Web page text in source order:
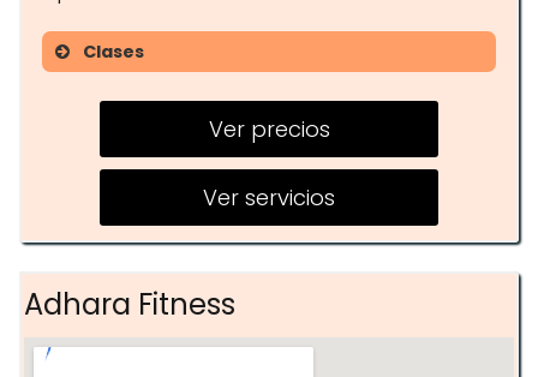
Clases
WOD
Halterofilia
Gimnásticos
Hybrid
TheBox Kids
Ver precios
Ver servicios
Adhara Fitness